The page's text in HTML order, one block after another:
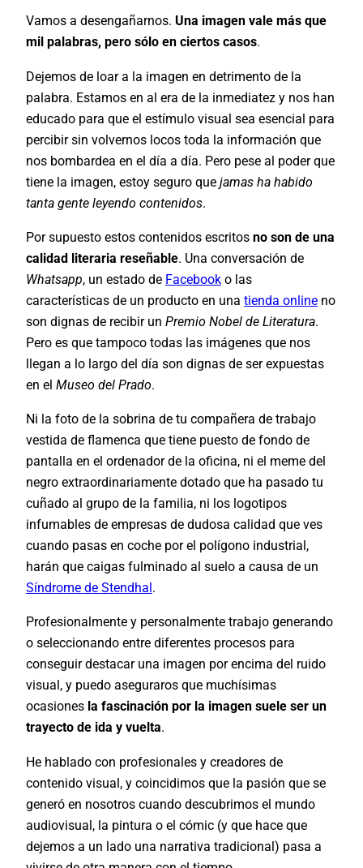
Vamos a desengañarnos. Una imagen vale más que
mil palabras, pero sólo en ciertos casos.
Dejemos de loar a la imagen en detrimento de la
palabra. Estamos en al era de la inmediatez y nos han
educado para que el estímulo visual sea esencial para
percibir sin volvernos locos toda la información que
nos bombardea en el día a día. Pero pese al poder que
tiene la imagen, estoy seguro que jamas ha habido
tanta gente leyendo contenidos.
Por supuesto estos contenidos escritos no son de una
calidad literaria reseñable. Una conversación de
Whatsapp, un estado de Facebook o las
características de un producto en una tienda online no
son dignas de recibir un Premio Nobel de Literatura.
Pero es que tampoco todas las imágenes que nos
llegan a lo largo del día son dignas de ser expuestas
en el Museo del Prado.
Ni la foto de la sobrina de tu compañera de trabajo
vestida de flamenca que tiene puesto de fondo de
pantalla en el ordenador de la oficina, ni el meme del
negro extraordinariamente dotado que ha pasado tu
cuñado al grupo de la familia, ni los logotipos
infumables de empresas de dudosa calidad que ves
cuando pasas en coche por el polígono industrial,
harán que caigas fulminado al suelo a causa de un
Síndrome de Stendhal.
Profesionalmente y personalmente trabajo generando
o seleccionando entre diferentes procesos para
conseguir destacar una imagen por encima del ruido
visual, y puedo aseguraros que muchísimas
ocasiones la fascinación por la imagen suele ser un
trayecto de ida y vuelta.
He hablado con profesionales y creadores de
contenido visual, y coincidimos que la pasión que se
generó en nosotros cuando descubrimos el mundo
audiovisual, la pintura o el cómic (y que hace que
dejemos a un lado una narrativa tradicional) pasa a